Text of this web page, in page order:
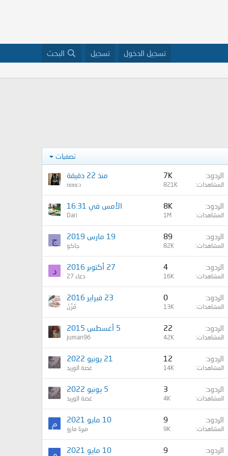
تسجيل الدخول تسجيل البحث
تصفيات
الردود 7K
المشاهدات 821K
منذ 22 دقيقة
пαнεɔ
الردود 8K
المشاهدات 1M
الأمس في 16:31
Dari
الردود 89
المشاهدات 82K
19 مارس 2019
جاكو ج
الردود 4
المشاهدات 16K
27 أكتوبر 2016
دعاء 27 د
الردود 0
المشاهدات 13K
23 فبراير 2016
مُزُنْ
الردود 22
المشاهدات 42K
5 أغسطس 2015
juman96
الردود 12
المشاهدات 14K
21 يونيو 2022
غصة الوريد
الردود 3
المشاهدات 4K
5 يونيو 2022
غصة الوريد
الردود 9
المشاهدات 9K
10 مايو 2021
ميرنا مارو م
الردود 9 10 مايو 2021